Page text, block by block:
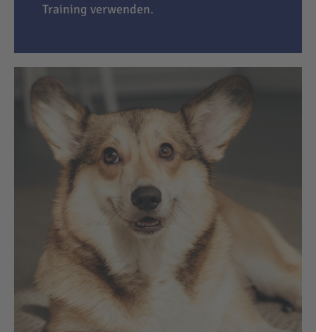
Training verwenden.